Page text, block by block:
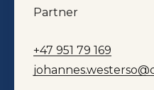
Partner
+47 951 79 169